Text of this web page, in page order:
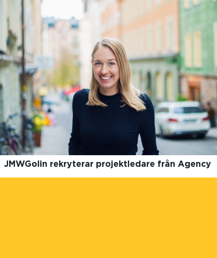
JMWGolin rekryterar projektledare från Agency